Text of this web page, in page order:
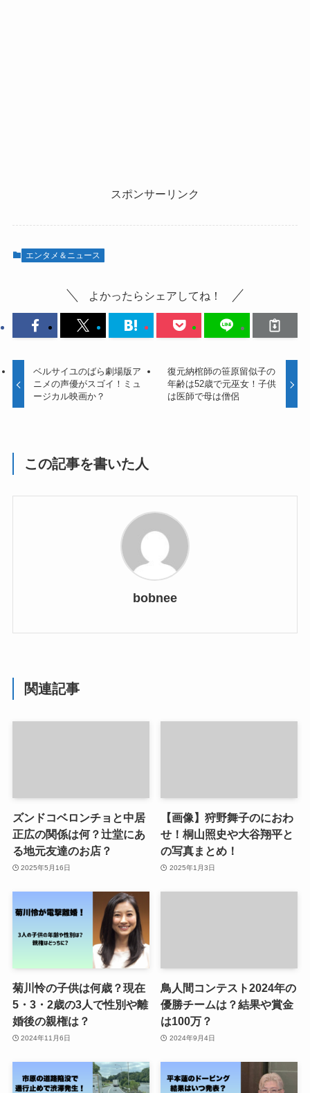
スポンサーリンク
エンタメ＆ニュース
よかったらシェアしてね！
ベルサイユのばら劇場版ア
ニメの声優がスゴイ！ミュ
ージカル映画か？
復元納棺師の笹原留似子の
年齢は52歳で元巫女！子供
は医師で母は僧侶
この記事を書いた人
bobnee
関連記事
ズンドコベロンチョと中居
正広の関係は何？辻堂にあ
る地元友達のお店？
2025年5月16日
【画像】狩野舞子のにおわ
せ！桐山照史や大谷翔平と
の写真まとめ！
2025年1月3日
菊川怜の子供は何歳？現在
5・3・2歳の3人で性別や離
婚後の親権は？
2024年11月6日
鳥人間コンテスト2024年の
優勝チームは？結果や賞金
は100万？
2024年9月4日